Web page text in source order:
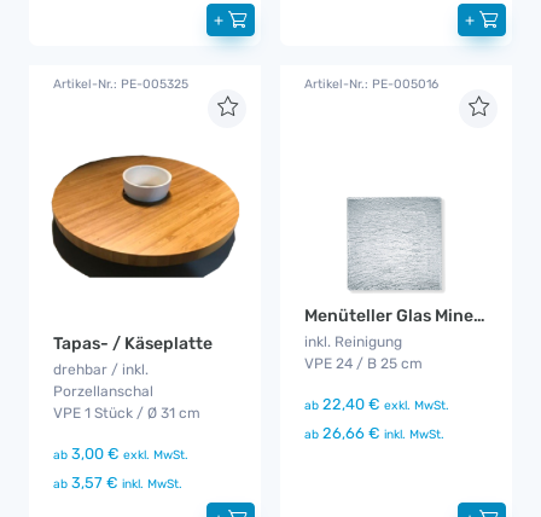
+ +
Artikel-Nr.: PE-005325
Tapas- / Käseplatte
drehbar / inkl.
Porzellanschal
VPE 1 Stück / Ø 31 cm
ab 3,00 € exkl. MwSt.
ab 3,57 € inkl. MwSt.
Artikel-Nr.: PE-005016
Menüteller Glas Minerali
inkl. Reinigung
VPE 24 / B 25 cm
ab 22,40 € exkl. MwSt.
ab 26,66 € inkl. MwSt.